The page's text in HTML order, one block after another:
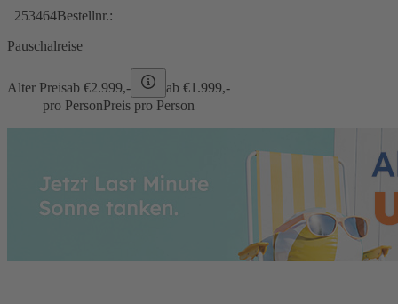
253464Bestellnr.:
Pauschalreise
Alter Preisab €2.999,- ab €1.999,-
pro PersonPreis pro Person